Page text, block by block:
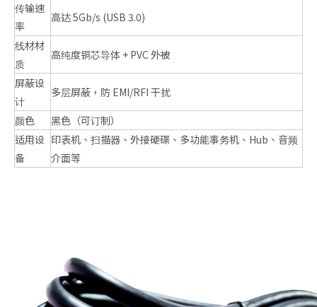
传输速
率
高达 5Gb/s (USB 3.0)
线材材
质
高纯度铜芯导体 + PVC 外被
屏蔽设
计
多层屏蔽，防 EMI/RFI 干扰
颜色
黑色（可订制）
适用设
备
印表机、扫描器、外接硬碟、多功能事务机、Hub、音频
介面等